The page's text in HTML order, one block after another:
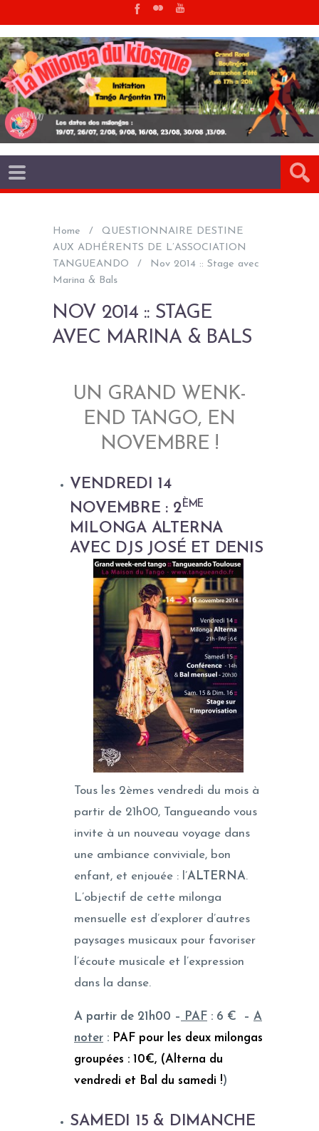
Home
QUESTIONNAIRE DESTINE
AUX ADHÉRENTS DE L’ASSOCIATION
TANGUEANDO
Nov 2014 :: Stage avec
Marina & Bals
NOV 2014 :: STAGE
AVEC MARINA & BALS
UN GRAND WENK-
END TANGO, EN
NOVEMBRE !
VENDREDI 14
NOVEMBRE : 2 ÈME
MILONGA ALTERNA
AVEC DJS JOSÉ ET DENIS
Tous les 2èmes vendredi du mois à
partir de 21h00, Tangueando vous
invite à un nouveau voyage dans
une ambiance conviviale, bon
enfant, et enjouée : l’ALTERNA.
L’objectif de cette milonga
mensuelle est d’explorer d’autres
paysages musicaux pour favoriser
l’écoute musicale et l’expression
dans la danse.
A partir de 21h00 – PAF : 6 € – A
noter : PAF pour les deux milongas
groupées : 10€, (Alterna du
vendredi et Bal du samedi !)
SAMEDI 15 & DIMANCHE